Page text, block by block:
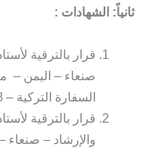
ثانياً: الشهادات :
قرار بالترقية
صنعاء – اليمن
السفارة التركية – 2008.
قرار بالترقية
والإرشاد –